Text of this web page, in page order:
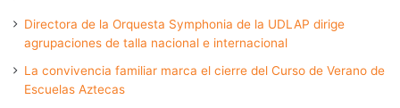
Directora de la Orquesta Symphonia de la UDLAP dirige
agrupaciones de talla nacional e internacional
La convivencia familiar marca el cierre del Curso de Verano de
Escuelas Aztecas